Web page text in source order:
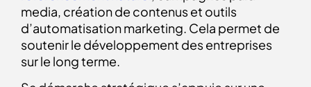
media, création de contenus et outils
d’automatisation marketing. Cela permet de
soutenir le développement des entreprises
sur le long terme.